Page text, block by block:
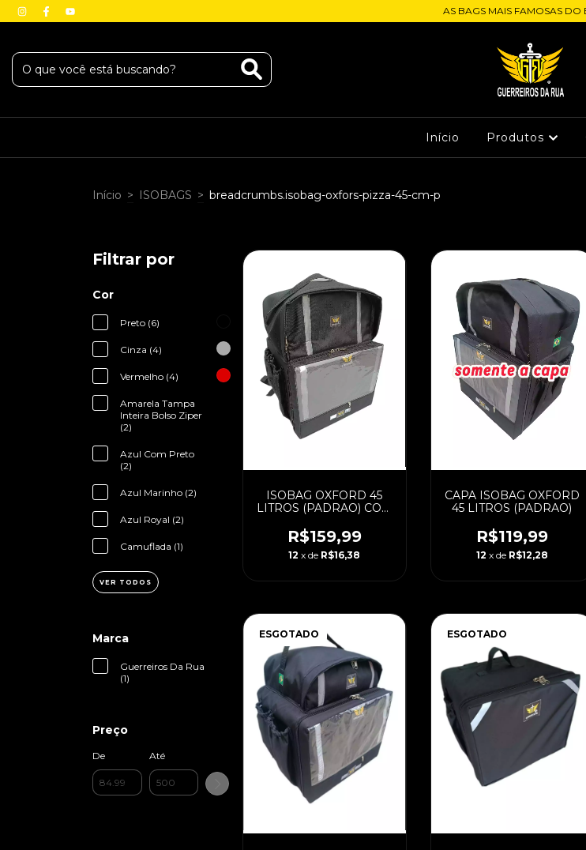
AS BAGS MAIS FAMOSAS DO
Início Produtos
Início > ISOBAGS > breadcrumbs.isobag-oxfors-pizza-45-cm-p
Filtrar por
Cor
Preto (6)
Cinza (4)
Vermelho (4)
Amarela Tampa
Inteira Bolso Ziper
(2)
Azul Com Preto
(2)
Azul Marinho (2)
Azul Royal (2)
Camuflada (1)
VER TODOS
Marca
Guerreiros Da Rua
(1)
Preço
De Até
ISOBAG OXFORD 45
LITROS (PADRAO) COM
R$159,99
12 x de R$16,38
CAPA ISOBAG OXFORD
45 LITROS (PADRAO)
R$119,99
12 x de R$12,28
ESGOTADO ESGOTADO